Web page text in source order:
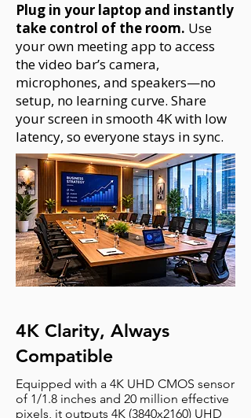
Plug in your laptop and instantly
take control of the room. Use
your own meeting app to access
the video bar’s camera,
microphones, and speakers—no
setup, no learning curve. Share
your screen in smooth 4K with low
latency, so everyone stays in sync.
4K Clarity, Always
Compatible
Equipped with a 4K UHD CMOS sensor
of 1/1.8 inches and 20 million effective
pixels, it outputs 4K (3840x2160) UHD